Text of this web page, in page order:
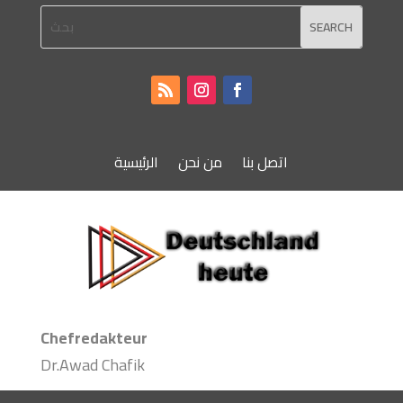
الرئيسية من نحن اتصل بنا
Chefredakteur
Dr.Awad Chafik